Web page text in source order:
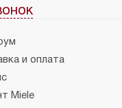
и оплата
Miele